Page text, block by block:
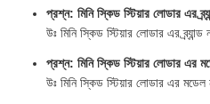
প্রশ্ন: মিনি স্কিড স্টিয়ার লোডার এর
উঃ মিনি স্কিড স্টিয়ার লোডার এর ব্র্যান্ড
প্রশ্ন: মিনি স্কিড স্টিয়ার লোডার এর
উঃ মিনি স্কিড স্টিয়ার লোডার এর